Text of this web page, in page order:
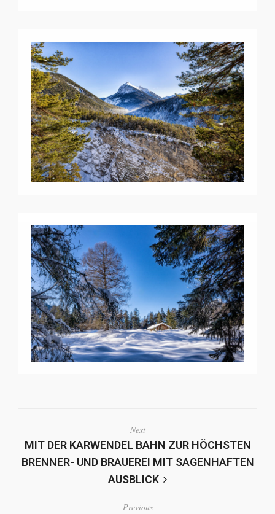
Next
MIT DER KARWENDEL BAHN ZUR HÖCHSTEN
BRENNER- UND BRAUEREI MIT SAGENHAFTEN
AUSBLICK
Previous